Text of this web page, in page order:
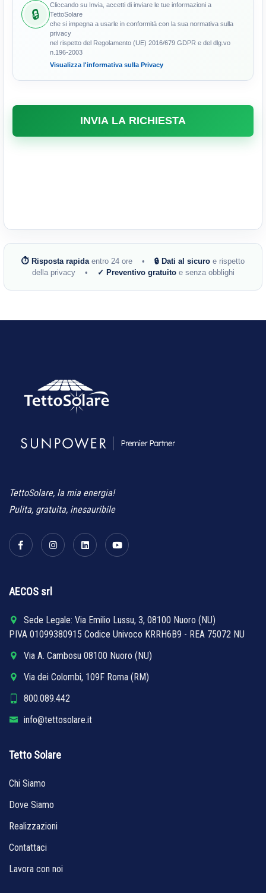
Cliccando su Invia, accetti di inviare le tue informazioni a
TettoSolare
che si impegna a usarle in conformità con la sua normativa sulla
privacy
nel rispetto del Regolamento (UE) 2016/679 GDPR e del dlg.vo
n.196-2003
Visualizza l'informativa sulla Privacy
⏱ Risposta rapidaentro 24 ore • 🔒 Dati al sicuro e rispetto
della privacy •
✓ Preventivo gratuitoe senza obblighi
TettoSolare, la mia energia!
Pulita, gratuita, inesauribile
AECOS srl
Sede Legale: Via Emilio Lussu, 3, 08100 Nuoro (NU)
PIVA 01099380915 Codice Univoco KRRH6B9 - REA 75072 NU
Via A. Cambosu 08100 Nuoro (NU)
Via dei Colombi, 109F Roma (RM)
800.089.442
info@tettosolare.it
Tetto Solare
Chi Siamo
Dove Siamo
Realizzazioni
Contattaci
Lavora con noi